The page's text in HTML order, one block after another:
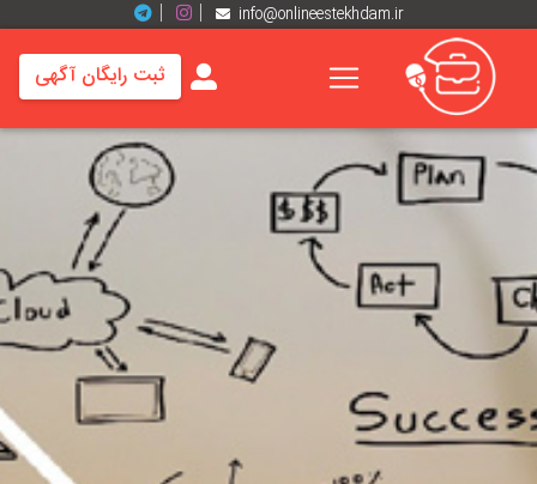
info@onlineestekhdam.ir
خانه
فرصت
های
شغلی
برند
ها
ها
ثبت رایگان آگهی